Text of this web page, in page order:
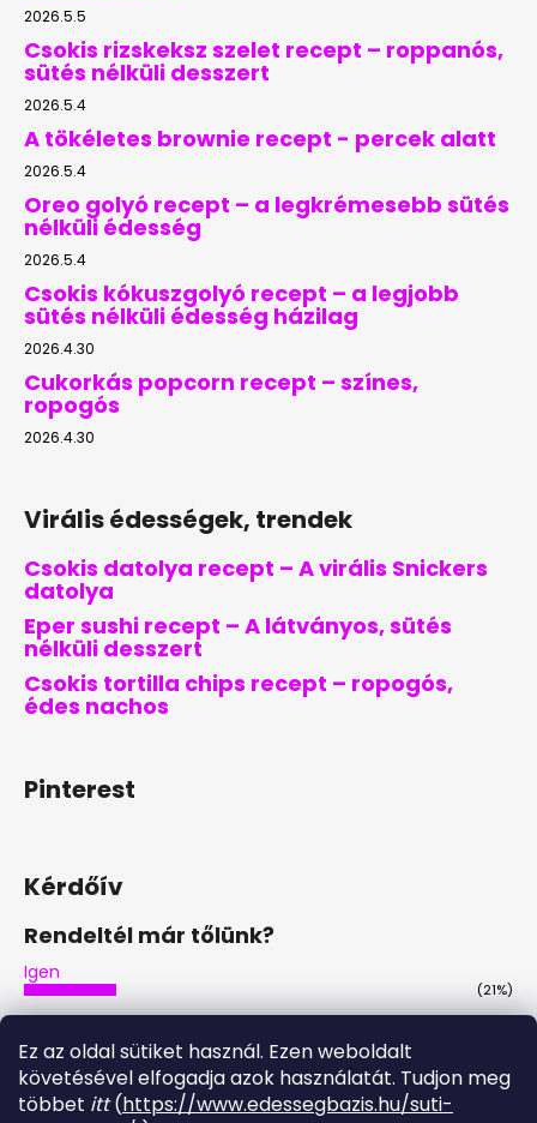
Ez az oldal sütiket használ. Ezen weboldalt
követésével elfogadja azok használatát. Tudjon meg
többet itt(https://www.edessegbazis.hu/suti-
2026.5.5
Csokis rizskeksz szelet recept – roppanós,
sütés nélküli desszert
2026.5.4
A tökéletes brownie recept - percek alatt
2026.5.4
Oreo golyó recept – a legkrémesebb sütés
nélküli édesség
2026.5.4
Csokis kókuszgolyó recept – a legjobb
sütés nélküli édesség házilag
2026.4.30
Cukorkás popcorn recept – színes,
ropogós
2026.4.30
Virális édességek, trendek
Csokis datolya recept – A virális Snickers
datolya
Eper sushi recept – A látványos, sütés
nélküli desszert
Csokis tortilla chips recept – ropogós,
édes nachos
Pinterest
Kérdőív
Rendeltél már tőlünk?
Igen
(21%)
Nem
Nem, de tervezem
(29%)